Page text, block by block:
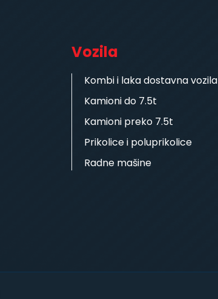
Vozila
Kombi i laka dostavna vozila
Kamioni do 7.5t
Kamioni preko 7.5t
Prikolice i poluprikolice
Radne mašine